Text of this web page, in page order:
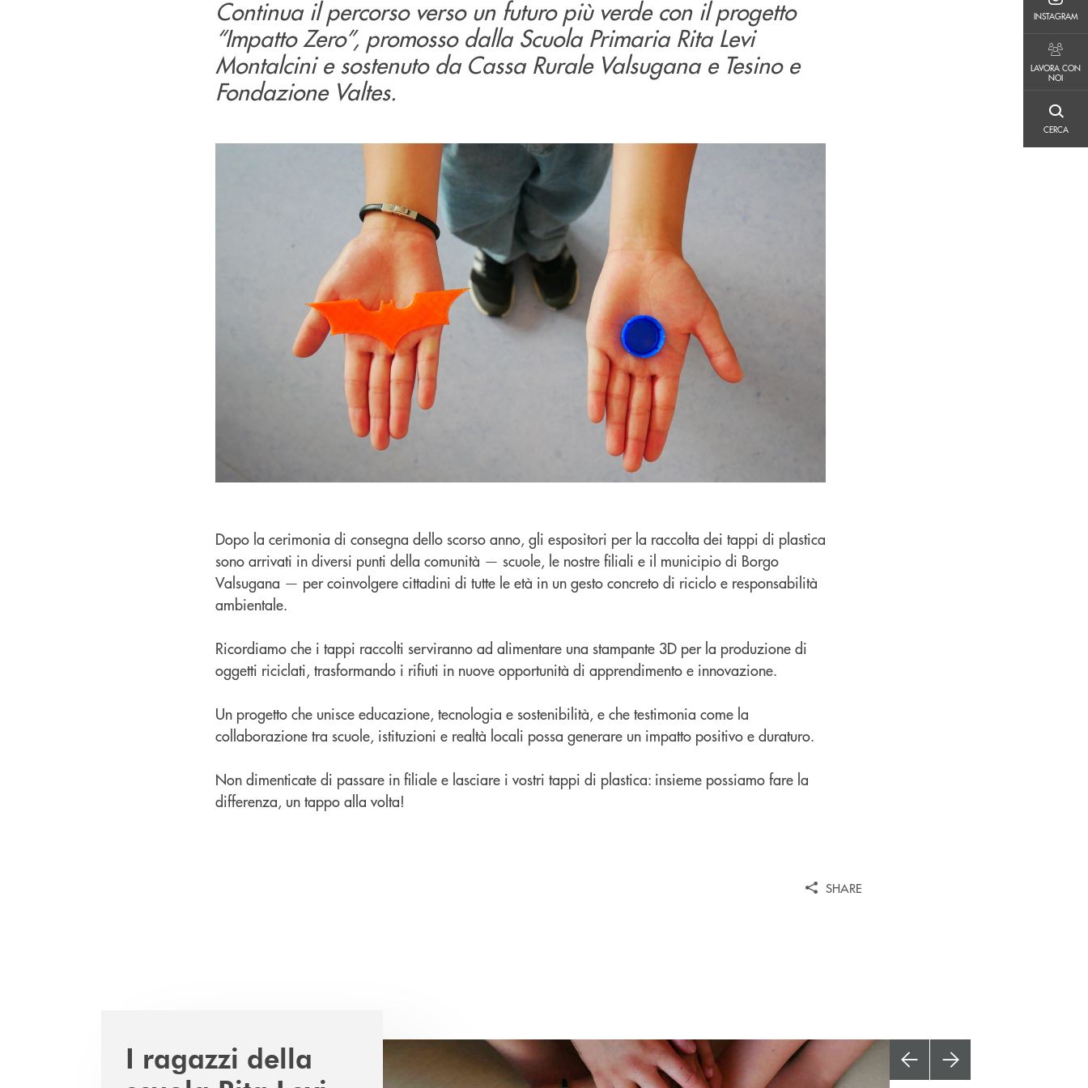
INSTAGRAM
LAVORA CON
NOI
CERCA
Continua il percorso verso un futuro più verde con il progetto
“Impatto Zero”, promosso dalla Scuola Primaria Rita Levi
Montalcini e sostenuto da Cassa Rurale Valsugana e Tesino e
Fondazione Valtes.
Dopo la cerimonia di consegna dello scorso anno, gli espositori per la raccolta dei tappi di plastica
sono arrivati in diversi punti della comunità — scuole, le nostre filiali e il municipio di Borgo
Valsugana — per coinvolgere cittadini di tutte le età in un gesto concreto di riciclo e responsabilità
ambientale.
Ricordiamo che i tappi raccolti serviranno ad alimentare una stampante 3D per la produzione di
oggetti riciclati, trasformando i rifiuti in nuove opportunità di apprendimento e innovazione.
Un progetto che unisce educazione, tecnologia e sostenibilità, e che testimonia come la
collaborazione tra scuole, istituzioni e realtà locali possa generare un impatto positivo e duraturo.
Non dimenticate di passare in filiale e lasciare i vostri tappi di plastica: insieme possiamo fare la
differenza, un tappo alla volta!
SHARE
I ragazzi della